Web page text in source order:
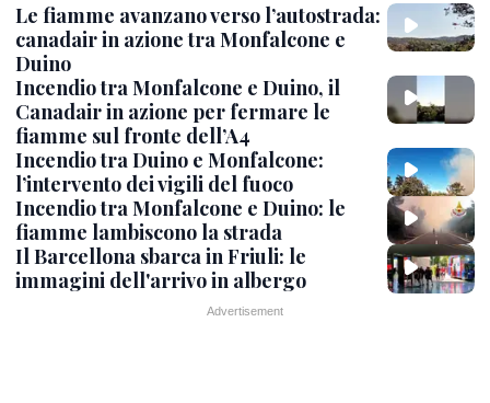
Le fiamme avanzano verso l’autostrada:
canadair in azione tra Monfalcone e
Duino
Incendio tra Monfalcone e Duino, il
Canadair in azione per fermare le
fiamme sul fronte dell’A4
Incendio tra Duino e Monfalcone:
l’intervento dei vigili del fuoco
Incendio tra Monfalcone e Duino: le
fiamme lambiscono la strada
Il Barcellona sbarca in Friuli: le
immagini dell'arrivo in albergo